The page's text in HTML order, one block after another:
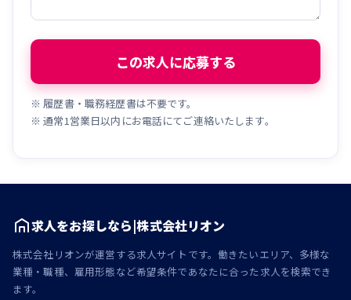
※ 履歴書・職務経歴書は不要です。
※ 通常1営業日以内にお電話にてご連絡いたします。
求人をお探しなら|株式会社リオン
株式会社リオンが運営する求人サイトです。働きたいエリア、多様な
業種・職種、雇用形態など希望条件であなたに合った求人を検索でき
ます。